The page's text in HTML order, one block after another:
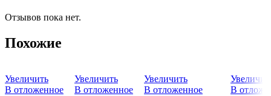
Отзывов пока нет.
Похожие
Увеличить
В отложенное
Увеличить
В отложенное
Увеличить
В отложенное
В